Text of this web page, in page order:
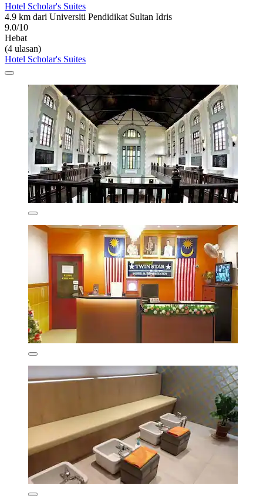
Hotel Scholar's Suites
4.9 km dari Universiti Pendidikat Sultan Idris
9.0/10
Hebat
(4 ulasan)
Hotel Scholar's Suites